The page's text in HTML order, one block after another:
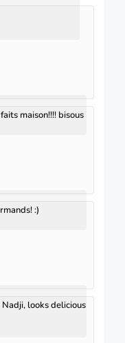
maison!!!! bisous
:)
looks delicious